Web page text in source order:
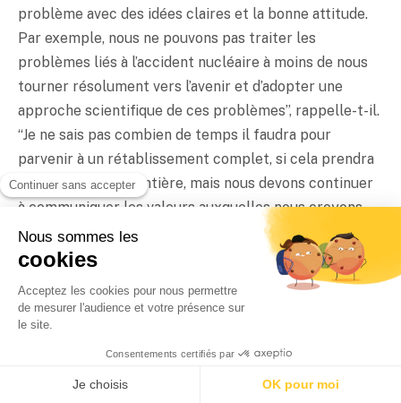
problème avec des idées claires et la bonne attitude.
Par exemple, nous ne pouvons pas traiter les
problèmes liés à l’accident nucléaire à moins de nous
tourner résolument vers l’avenir et d’adopter une
approche scientifique de ces problèmes”, rappelle-t-il.
“Je ne sais pas combien de temps il faudra pour
parvenir à un rétablissement complet, si cela prendra
50 ans ou une vie entière, mais nous devons continuer
à communiquer les valeurs auxquelles nous croyons.
C’est pourquoi nous formons des reporters qui
peuvent poursuivre notre mission et travailler sur de
nouveaux projets. Nous poursuivrons notre ligne
éditoriale jusqu’à ce qu’un nouveau Fukushima voie le
jour”.
Gianni Simone